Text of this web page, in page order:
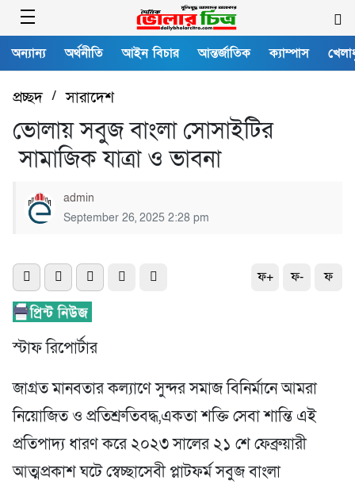
অন্যান্য অর্থনীতি আইন বিচার আন্তর্জাতিক ক্যাম্পাস
প্রচ্ছদ/সারাদেশ
ভোলায় সবুজ বাংলা সোসাইটির
সামাজিক যাত্রা ও ভাবনা
admin
September 26, 2025 2:28 pm
ফ+ ফ- ফ
স্টাফ রিপোর্টার
জাগ্রত মানবতার কল্যাণে সুন্দর সমাজ বিনির্মানে আমরা
নিয়োজিত ও প্রতিশ্রুতিবদ্ধ,একতা শক্তি সেবা শান্তি এই
প্রতিপাদ্য ধারণ করে ২০২৩ সালের ২১ শে ফেব্রুয়ারী
আত্মপ্রকাশ ঘটে স্বেচ্ছাসেবী প্লাটফর্ম সবুজ বাংলা